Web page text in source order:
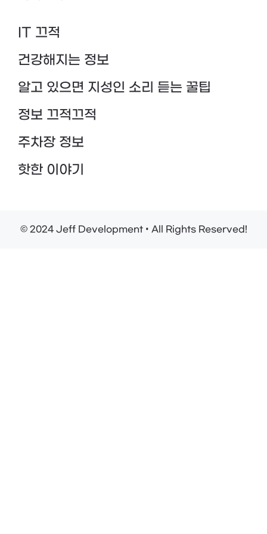
IT 끄적
건강해지는 정보
알고 있으면 지성인 소리 듣는 꿀팁
정보 끄적끄적
주차장 정보
핫한 이야기
© 2024 Jeff Development • All Rights Reserved!